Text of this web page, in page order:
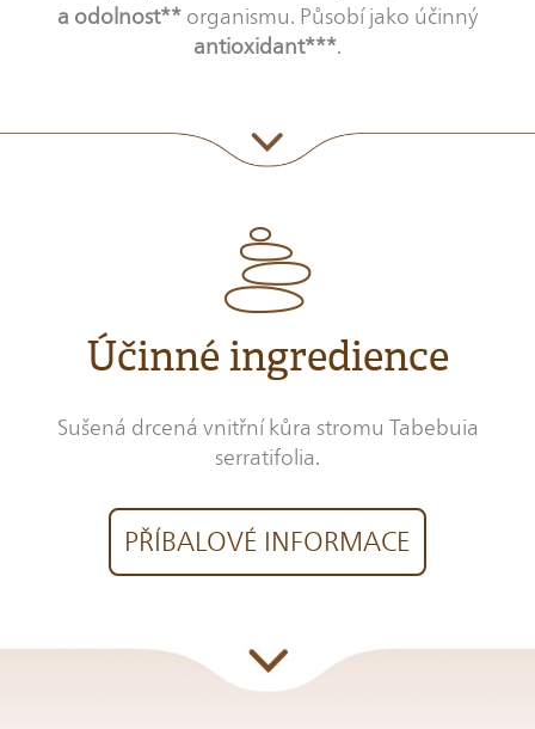
a odolnost**organismu. Působí jako účinný
antioxidant***.
Účinné ingredience
Sušená drcená vnitřní kůra stromu Tabebuia
serratifolia.
PŘÍBALOVÉ INFORMACE